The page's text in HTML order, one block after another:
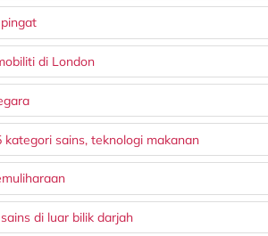
di London
sains, teknologi makanan
di luar bilik darjah